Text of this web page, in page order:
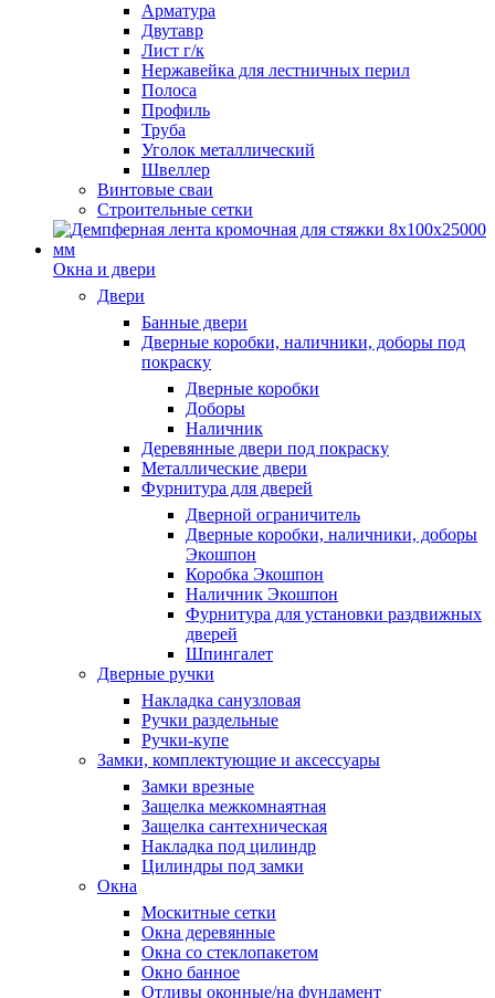
Арматура
Двутавр
Лист г/к
Нержавейка для лестничных перил
Полоса
Профиль
Труба
Уголок металлический
Швеллер
Винтовые сваи
Строительные сетки
Окна и двери
Двери
Банные двери
Дверные коробки, наличники, доборы под
покраску
Дверные коробки
Доборы
Наличник
Деревянные двери под покраску
Металлические двери
Фурнитура для дверей
Дверной ограничитель
Дверные коробки, наличники, доборы
Экошпон
Коробка Экошпон
Наличник Экошпон
Фурнитура для установки раздвижных
дверей
Шпингалет
Дверные ручки
Накладка санузловая
Ручки раздельные
Ручки-купе
Замки, комплектующие и аксессуары
Замки врезные
Защелка межкомнаятная
Защелка сантехническая
Накладка под цилиндр
Цилиндры под замки
Окна
Москитные сетки
Окна деревянные
Окна со стеклопакетом
Окно банное
Отливы оконные/на фундамент